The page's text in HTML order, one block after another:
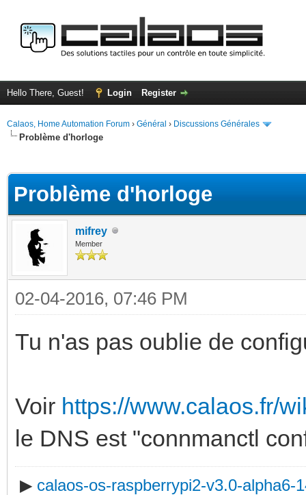
Hello There, Guest! Login Register
Calaos, Home Automation Forum › Général › Discussions Générales
Problème d'horloge
Problème d'horloge
mifrey
Member
02-04-2016, 07:46 PM
Tu n'as pas oublie de
Voir https://www.calaos.fr/
le DNS est "connmanctl
▶ calaos-os-raspberrypi2-v3.0-alpha6-